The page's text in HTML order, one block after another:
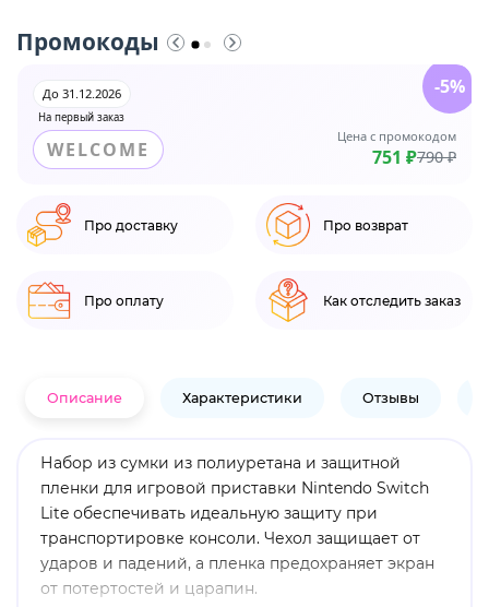
Промокоды
На первый заказ
До 31.12.2026
WELCOME
Цена с промокодом
751 ₽790 ₽
-5%
Про доставку Про возврат
Про оплату Как отследить заказ
Описание Характеристики Отзывы
Набор из сумки из полиуретана и защитной
пленки для игровой приставки Nintendo Switch
Lite обеспечивать идеальную защиту при
транспортировке консоли. Чехол защищает от
ударов и падений, а пленка предохраняет экран
от потертостей и царапин.